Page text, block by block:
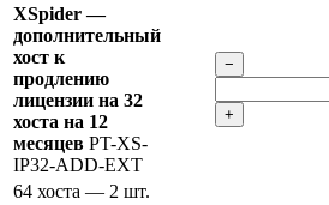
XSpider —
дополнительный
хост к
продлению
лицензии на 32
хоста на 12
месяцев PT-XS-
IP32-ADD-EXT
−
+
64 хоста — 2 шт.